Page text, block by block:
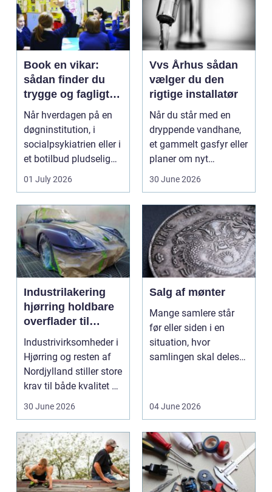
Book en vikar:
sådan finder du
trygge og fagligt
stærke løsninger
Når hverdagen på en
døgninstitution, i
socialpsykiatrien eller i
et botilbud pludselig
ændrer sig, k...
01 July 2026
Vvs Århus sådan
vælger du den
rigtige installatør
Når du står med en
dryppende vandhane,
et gammelt gasfyr eller
planer om nyt
badeværelse, bliver
30 June 2026
Industrilakering
hjørring holdbare
overflader til
industri og erhverv
Industrivirksomheder i
Hjørring og resten af
Nordjylland stiller store
krav til både kvalitet og
hol...
30 June 2026
Salg af mønter
Mange samlere står
før eller siden i en
situation, hvor
samlingen skal deles
04 June 2026